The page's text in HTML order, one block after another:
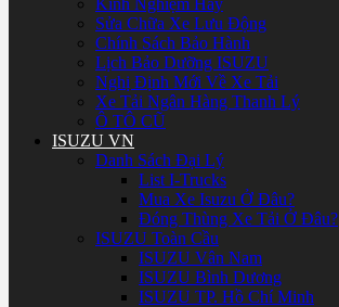
Kinh Nghiệm Hay
Sửa Chữa Xe Lưu Động
Chính Sách Bảo Hành
Lịch Bảo Dưỡng ISUZU
Nghị Định Mới Về Xe Tải
Xe Tải Ngân Hàng Thanh Lý
Ô TÔ CŨ
ISUZU VN
Danh Sách Đại Lý
List I-Trucks
Mua Xe Isuzu Ở Đâu?
Đóng Thùng Xe Tải Ở Đâu?
ISUZU Toàn Cầu
ISUZU Vân Nam
ISUZU Bình Dương
ISUZU TP. Hồ Chí Minh